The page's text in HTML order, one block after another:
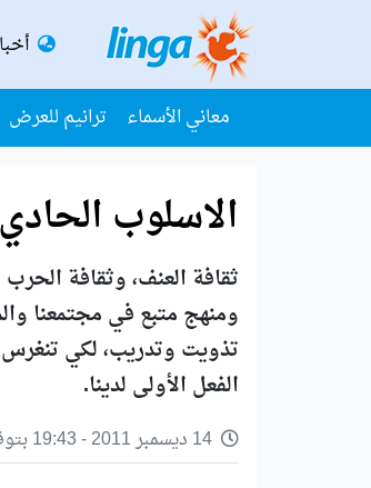
معاني الأسماء ترانيم للعرض
الاسلوب
ثقافة العنف، وثقافة
ومنهج متبع في مجتمعنا
تذويت وتدريب، لكي تنغرس
الفعل الأولى لدينا.